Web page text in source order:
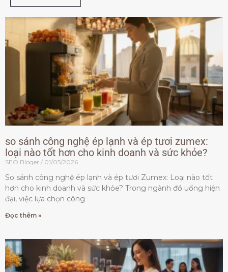
so sánh công nghệ ép lạnh và ép tươi zumex:
loại nào tốt hơn cho kinh doanh và sức khỏe?
SEO Bloger 01/05/2026
So sánh công nghệ ép lạnh và ép tươi Zumex: Loại nào tốt
hơn cho kinh doanh và sức khỏe? Trong ngành đồ uống hiện
đại, việc lựa chọn công
Đọc thêm »